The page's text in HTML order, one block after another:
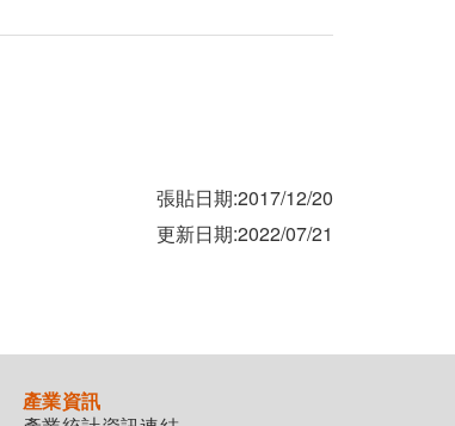
張貼日期:2017/12/20
更新日期:2022/07/21
產業資訊